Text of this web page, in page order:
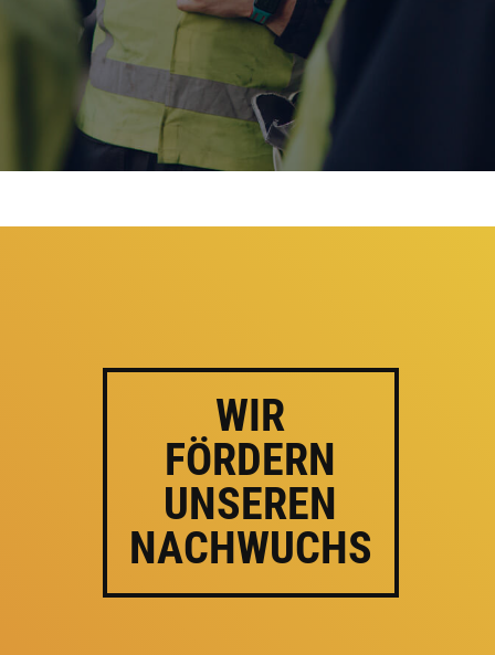
WIR
FÖRDERN
UNSEREN
NACHWUCHS